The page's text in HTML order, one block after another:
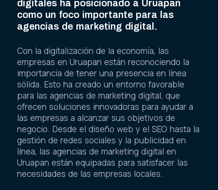
digitales ha posicionado a Uruapan
como un foco importante para las
agencias de marketing digital.
Con la digitalización de la economía, las
empresas en Uruapan están reconociendo la
importancia de tener una presencia en línea
sólida. Esto ha creado un entorno favorable
para las agencias de marketing digital, que
ofrecen soluciones innovadoras para ayudar a
las empresas a alcanzar sus objetivos de
negocio. Desde el diseño web y el SEO hasta la
gestión de redes sociales y la publicidad en
línea, las agencias de marketing digital en
Uruapan están equipadas para satisfacer las
necesidades de las empresas locales.